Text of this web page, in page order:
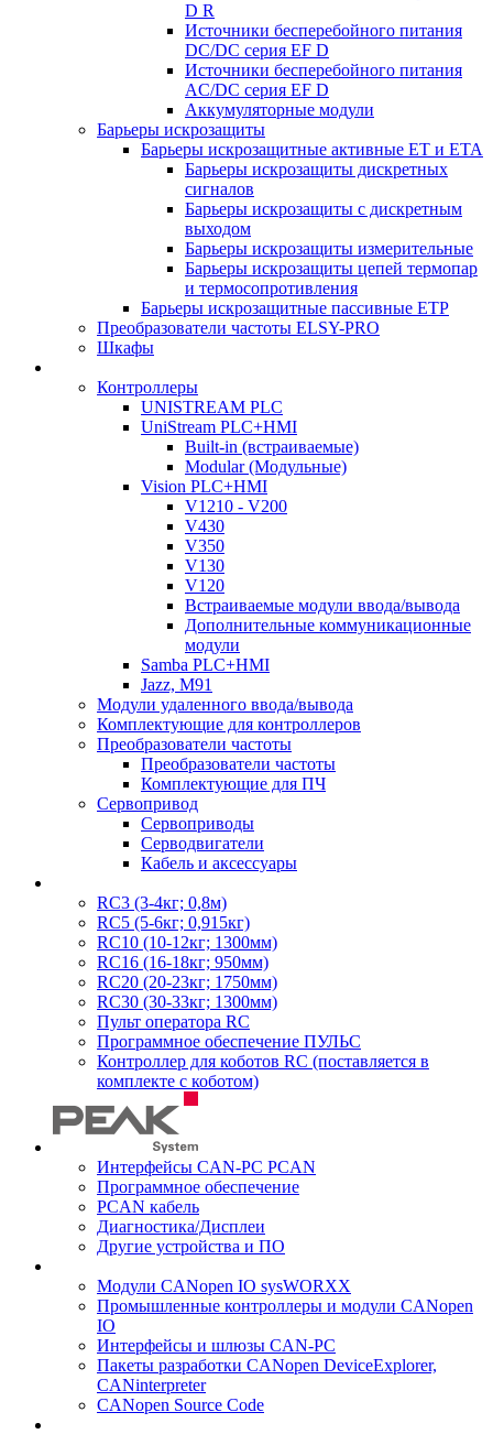
D R
Источники бесперебойного питания
DC/DC серия EF D
Источники бесперебойного питания
AC/DC серия EF D
Аккумуляторные модули
Барьеры искрозащиты
Барьеры искрозащитные активные ET и ETA
Барьеры искрозащиты дискретных
сигналов
Барьеры искрозащиты с дискретным
выходом
Барьеры искрозащиты измерительные
Барьеры искрозащиты цепей термопар
и термосопротивления
Барьеры искрозащитные пассивные ЕТР
Преобразователи частоты ELSY-PRO
Шкафы
Контроллеры
UNISTREAM PLC
UniStream PLC+HMI
Built-in (встраиваемые)
Modular (Модульные)
Vision PLC+HMI
V1210 - V200
V430
V350
V130
V120
Встраиваемые модули ввода/вывода
Дополнительные коммуникационные
модули
Samba PLC+HMI
Jazz, M91
Модули удаленного ввода/вывода
Комплектующие для контроллеров
Преобразователи частоты
Преобразователи частоты
Комплектующие для ПЧ
Сервопривод
Сервоприводы
Серводвигатели
Кабель и аксессуары
RC3 (3-4кг; 0,8м)
RC5 (5-6кг; 0,915кг)
RC10 (10-12кг; 1300мм)
RC16 (16-18кг; 950мм)
RC20 (20-23кг; 1750мм)
RC30 (30-33кг; 1300мм)
Пульт оператора RC
Программное обеспечение ПУЛЬС
Контроллер для коботов RC (поставляется в
комплекте с коботом)
Интерфейсы CAN-PC PCAN
Программное обеспечение
PCAN кабель
Диагностика/Дисплеи
Другие устройства и ПО
Модули CANopen IO sysWORXX
Промышленные контроллеры и модули CANopen
IO
Интерфейсы и шлюзы CAN-PC
Пакеты разработки CANopen DeviceExplorer,
CANinterpreter
CANopen Source Code